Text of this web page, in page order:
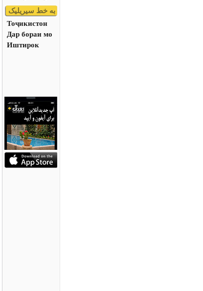
به خط سیریلیک
Тоҷикистон
Дар бораи мо
Иштирок